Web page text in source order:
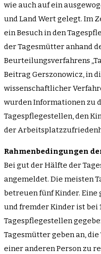
wie auch auf ein
und Land Wert gelegt. Im
ein Besuch in den
der Tagesmütter anhand
Beurteilungsverfahrens
Beitrag Gerszonowicz, in
wissenschaftlicher
wurden Informationen zu
Tagespflegestellen, den
der
Rahmenbedingungen
Bei gut der Hälfte der
angemeldet. Die meisten
betreuen fünf Kinder.
und fremder Kinder ist bei
Tagespflegestellen
Tagesmütter geben an,
einer anderen Person zu